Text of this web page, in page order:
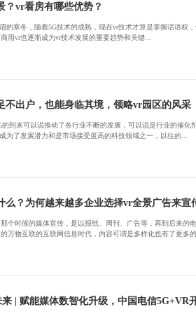
？vr看房有哪些优势？
的寒冬，随着5G技术的成熟，现在vr技术才算是掌握话语权
用vr也逐渐成为vr技术发展的重要趋势和关键...
不出户，也能身临其境，领略vr园区的风采
的到来可以说推动了各行业不断的发展，可以说是行业的催化
为了发展潜力和是市场接受度高的科技领域之一，以往的...
么？为何越来越多企业选择vr全景广告来宣
个时候的媒体宣传，是以报纸、周刊、广告等，再到后来的
万物互联的互联网信息时代，内容可谓是多样化也有了更多的
| 赋能媒体数智化升级，中国电信5G+VR